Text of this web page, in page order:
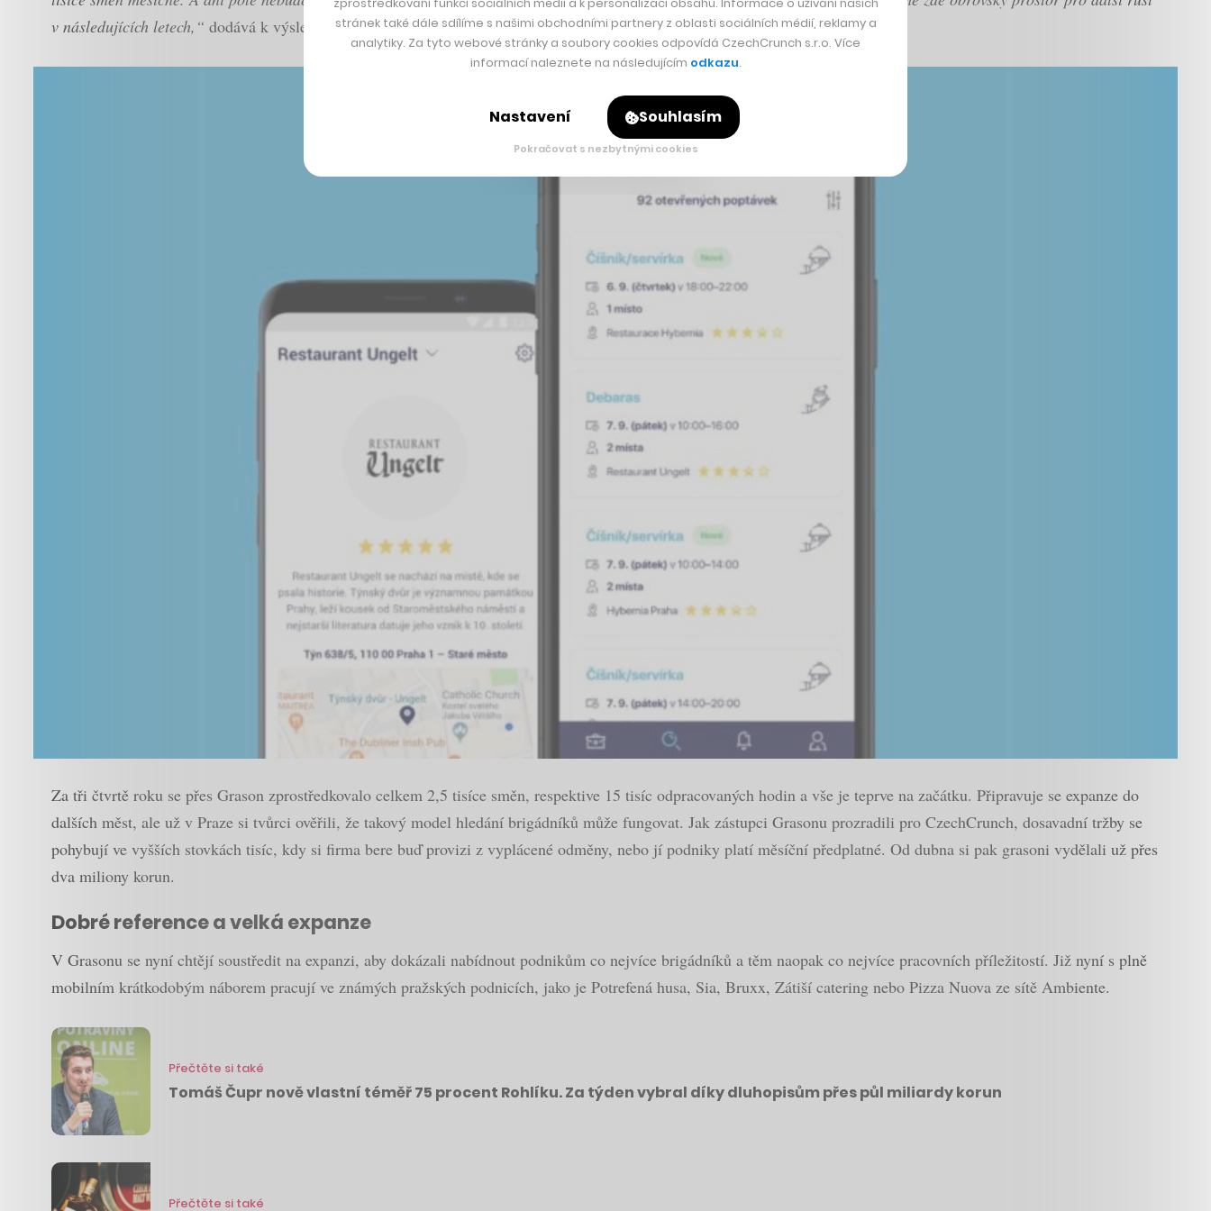
v následujících letech,“ dodává k výsledkům šéfka Grasonu Jarmila Kowolowská.
Za tři čtvrtě roku se přes Grason zprostředkovalo celkem 2,5 tisíce směn, respektive 15 tisíc odpracovaných hodin a vše je teprve na začátku. Připravuje se expanze do
dalších měst, ale už v Praze si tvůrci ověřili, že takový model hledání brigádníků může fungovat. Jak zástupci Grasonu prozradili pro CzechCrunch, dosavadní tržby se
pohybují ve vyšších stovkách tisíc, kdy si firma bere buď provizi z vyplácené odměny, nebo jí podniky platí měsíční předplatné. Od dubna si pak grasoni vydělali už přes
dva miliony korun.
Dobré reference a velká expanze
V Grasonu se nyní chtějí soustředit na expanzi, aby dokázali nabídnout podnikům co nejvíce brigádníků a těm naopak co nejvíce pracovních příležitostí. Již nyní s plně
mobilním krátkodobým náborem pracují ve známých pražských podnicích, jako je Potrefená husa, Sia, Bruxx, Zátiší catering nebo Pizza Nuova ze sítě Ambiente.
Přečtěte si také
Tomáš Čupr nově vlastní téměř 75 procent Rohlíku. Za týden vybral díky dluhopisům přes půl miliardy korun
Přečtěte si také
stránek také dále sdílíme s našimi obchodními partnery z oblasti sociálních médií, reklamy a
analytiky. Za tyto webové stránky a soubory cookies odpovídá CzechCrunch s.r.o. Více
informací naleznete na následujícím odkazu.
Nastavení Souhlasím
Pokračovat s nezbytnými cookies